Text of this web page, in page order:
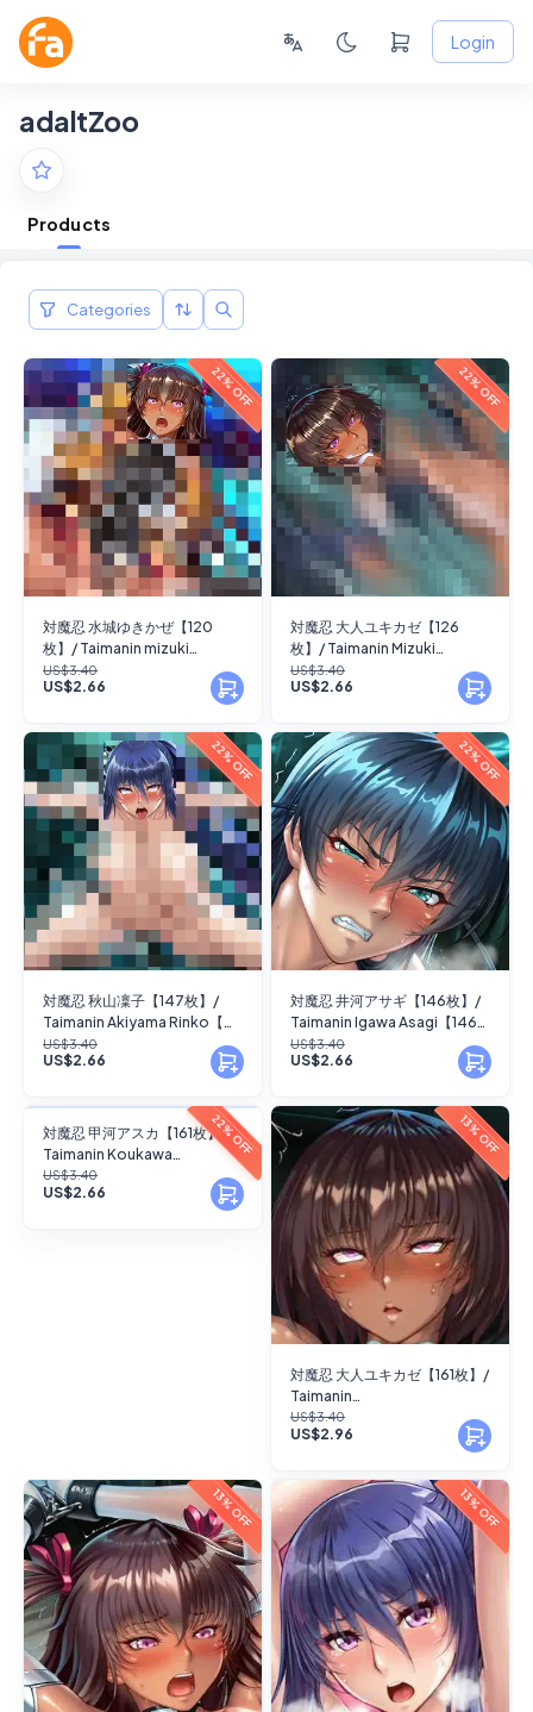
Login
adaltZoo
Products
Categories
22% OFF
対魔忍 水城ゆきかぜ【120
枚】/ Taimanin mizuki
yukikaze【120 images】
US$3.40
US$2.66
22% OFF
対魔忍 大人ユキカゼ【126
枚】/ Taimanin Mizuki
Yukikaze (future)【126
images】
US$3.40
US$2.66
22% OFF
対魔忍 秋山凜子【147枚】/
Taimanin Akiyama Rinko【
147images】
US$3.40
US$2.66
22% OFF
対魔忍 井河アサギ【146枚】/
Taimanin Igawa Asagi【146
images】
US$3.40
US$2.66
FANSKY
No Preview
22% OFF
対魔忍 甲河アスカ【161枚】/
Taimanin Koukawa
Asuka【161 images】
US$3.40
US$2.66
13% OFF
対魔忍 大人ユキカゼ【161枚】/
Taimanin
mizuki_yukikaze_(future)
【161 images】
US$3.40
US$2.96
13% OFF 13% OFF